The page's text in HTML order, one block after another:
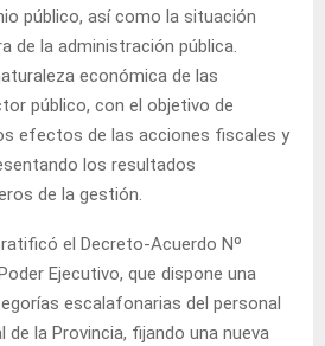
público, así como la situación
de la administración pública.
económica de las
público, con el objetivo de
efectos de las acciones fiscales y
los resultados
de la gestión.
el Decreto-Acuerdo Nº
Ejecutivo, que dispone una
escalafonarias del personal
de la Provincia, fijando una nueva